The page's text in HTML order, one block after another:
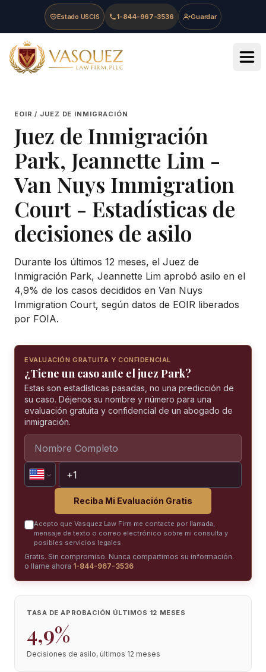
Skip to main content
Skip to navigation
Skip to footer
Estado USCIS 1-844-967-3536 Guardar
Vasquez Law Firm - Home
EOIR / JUEZ DE INMIGRACIÓN
Juez de Inmigración
Park, Jeannette Lim -
Van Nuys Immigration
Court - Estadísticas de
decisiones de asilo
Durante los últimos 12 meses, el Juez de
Inmigración Park, Jeannette Lim aprobó asilo en el
4,9% de los casos decididos en Van Nuys
Immigration Court, según datos de EOIR liberados
por FOIA.
EVALUACIÓN GRATUITA Y CONFIDENCIAL
¿Tiene un caso ante el juez Park?
Estas son estadísticas pasadas, no una predicción de
su caso. Déjenos su nombre y número para una
evaluación gratuita y confidencial de un abogado de
inmigración.
Reciba Mi Evaluación Gratis
Acepto que Vasquez Law Firm me contacte por llamada,
mensaje de texto o correo electrónico sobre mi consulta y
posibles servicios legales.
Gratis. Sin compromiso. Nunca compartimos su información.
o llame ahora 1-844-967-3536
TASA DE APROBACIÓN ÚLTIMOS 12 MESES
4,9%
Decisiones de asilo, últimos 12 meses